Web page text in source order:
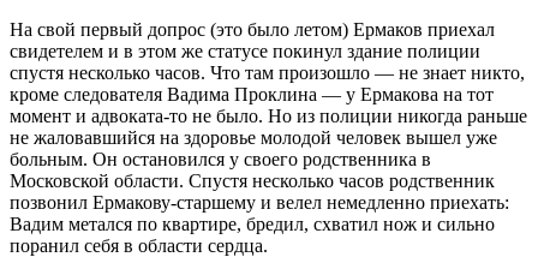
На свой первый допрос (это было летом) Ермаков приехал
свидетелем и в этом же статусе покинул здание полиции
спустя несколько часов. Что там произошло — не знает никто,
кроме следователя Вадима Проклина — у Ермакова на тот
момент и адвоката-то не было. Но из полиции никогда раньше
не жаловавшийся на здоровье молодой человек вышел уже
больным. Он остановился у своего родственника в
Московской области. Спустя несколько часов родственник
позвонил Ермакову-старшему и велел немедленно приехать:
Вадим метался по квартире, бредил, схватил нож и сильно
поранил себя в области сердца.